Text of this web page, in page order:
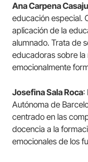
Ana Carpena
educación especial.
aplicación de la
alumnado. Trata de
educadoras sobre
emocionalmente
Josefina Sala Roca:
Autónoma de
centrado en las
docencia a la
emocionales de los